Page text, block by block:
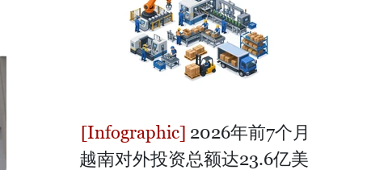
2026年前7个月
越南对外投资总额达23.6亿美